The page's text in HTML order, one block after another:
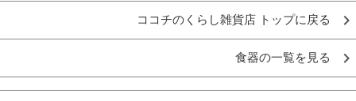
ココチのくらし雑貨店 トップに戻る
食器の一覧を見る